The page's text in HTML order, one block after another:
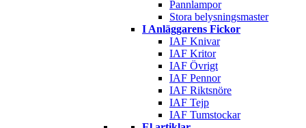
Pannlampor
Stora belysningsmaster
I Anläggarens Fickor
IAF Knivar
IAF Kritor
IAF Övrigt
IAF Pennor
IAF Riktsnöre
IAF Tejp
IAF Tumstockar